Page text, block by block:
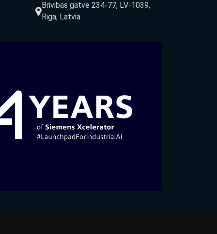
Brivibas gatve 234-77, LV-1039,
Riga, Latvia